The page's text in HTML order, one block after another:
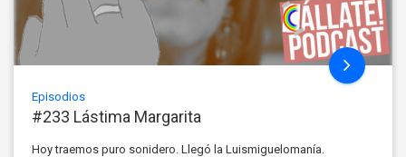
Episodios
#233 Lástima Margarita
Hoy traemos puro sonidero. Llegó la Luismiguelomanía.